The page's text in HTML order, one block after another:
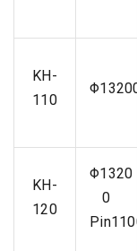
KH-
110
KH-
120
Φ1320
0